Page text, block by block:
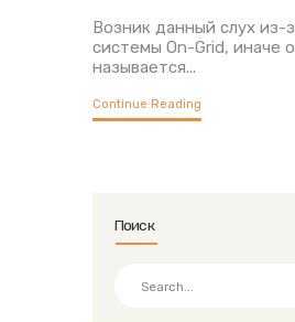
Возник данный слух из-
системы On-Grid, иначе
называется...
Continue Reading
Поиск